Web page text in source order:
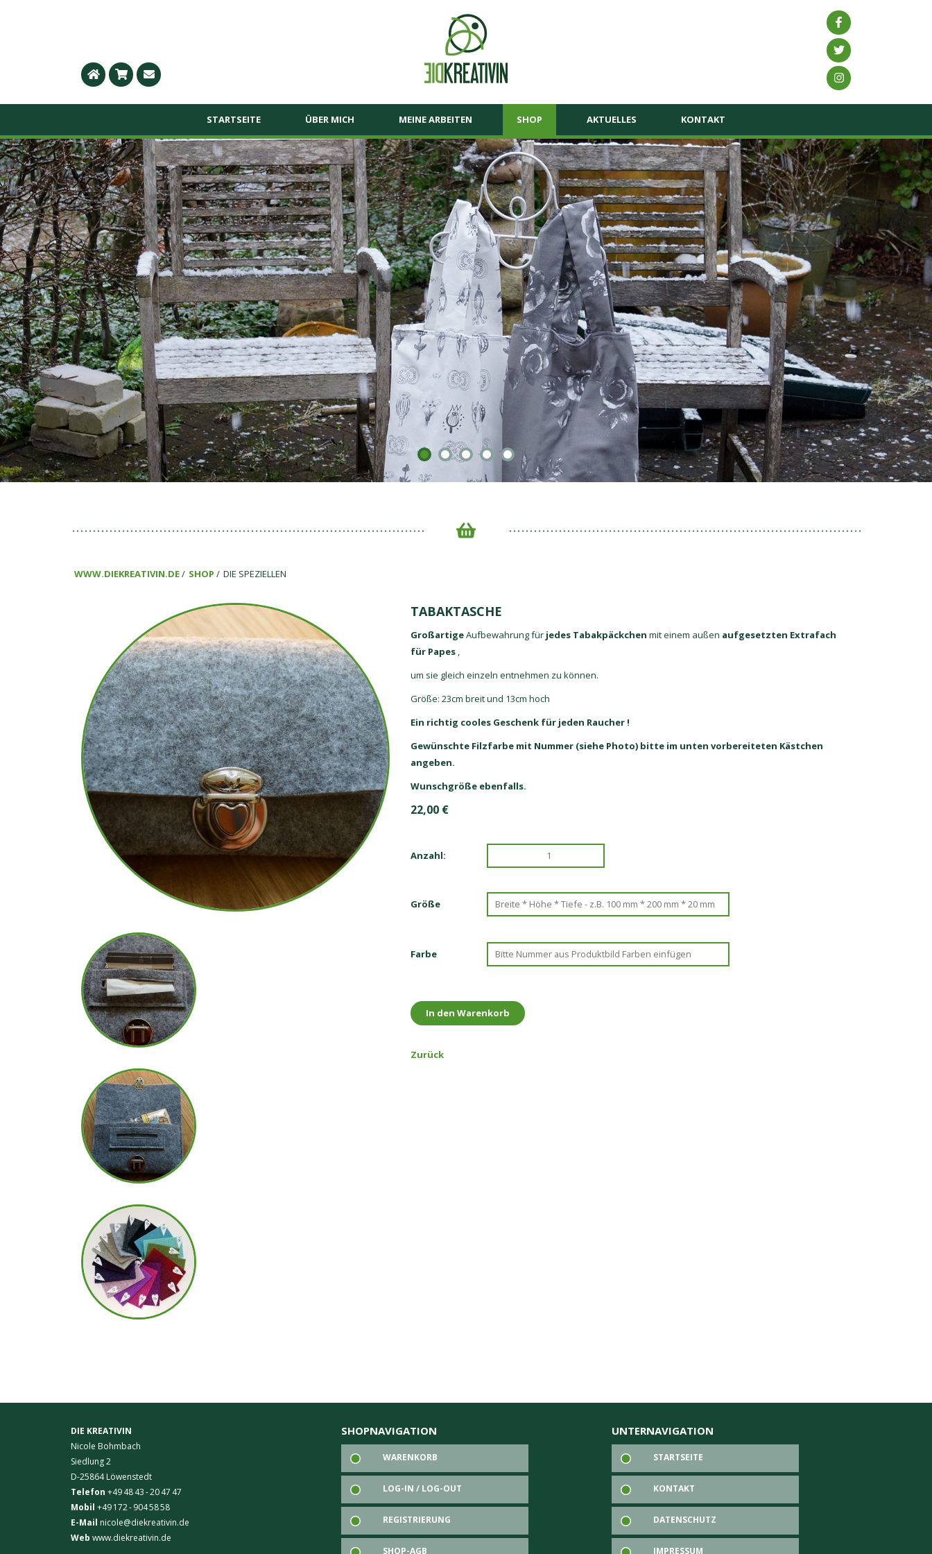
STARTSEITE ÜBER MICH MEINE ARBEITEN SHOP AKTUELLES KONTAKT
WWW.DIEKREATIVIN.DE SHOP DIE SPEZIELLEN
TABAKTASCHE
GroßartigeAufbewahrung für jedes Tabakpäckchen mit einem außen aufgesetzten Extrafach
für Papes ,
um sie gleich einzeln entnehmen zu können.
Größe: 23cm breit und 13cm hoch
Ein richtig cooles Geschenk für jeden Raucher !
Gewünschte Filzfarbe mit Nummer (siehe Photo) bitte im unten vorbereiteten Kästchen
angeben.
Wunschgröße ebenfalls.
22,00 €
Anzahl:
Größe
Farbe
Zurück
DIE KREATIVIN
Nicole Bohmbach
Siedlung 2
D-25864 Löwenstedt
Telefon +49 48 43 - 20 47 47
Mobil +49 172 - 904 58 58
E-Mail nicole@diekreativin.de
Web www.diekreativin.de
SHOPNAVIGATION
WARENKORB
LOG-IN / LOG-OUT
REGISTRIERUNG
SHOP-AGB
UNTERNAVIGATION
STARTSEITE
KONTAKT
DATENSCHUTZ
IMPRESSUM